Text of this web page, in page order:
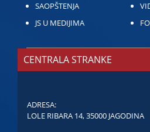
SAOPŠTENJA
JS U MEDIJIMA
CENTRALA STRANKE
ADRESA:
LOLE RIBARA 14, 35000 JAGODINA